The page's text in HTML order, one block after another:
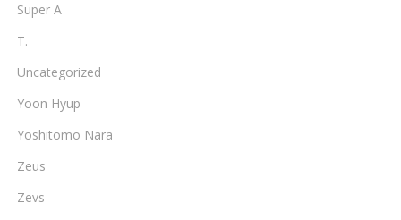
Super A
T.
Uncategorized
Yoon Hyup
Yoshitomo Nara
Zeus
Zevs